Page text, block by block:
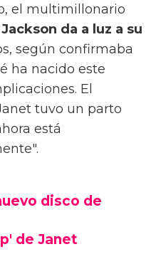
el multimillonario
da a luz a su
según confirmaba
ha nacido este
El
tuvo un parto
está
disco de
de Janet